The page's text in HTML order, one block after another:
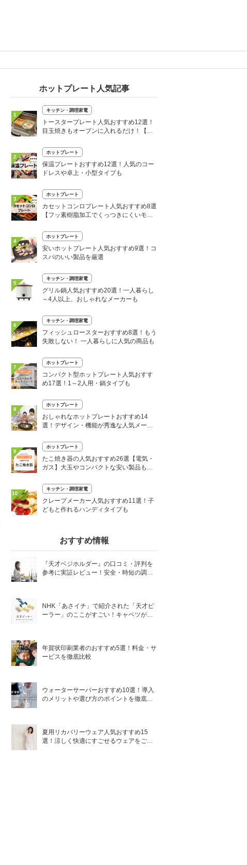
ホットプレート人気記事
1
キッチン・調理家電
トースタープレート人気おすすめ12選！
目玉焼きもオーブンに入れるだけ！【食
2
ホットプレート
保温プレートおすすめ12選！人気のコー
ドレスや卓上・小型タイプも
3
ホットプレート
カセットコンロプレート人気おすすめ8選
【フッ素樹脂加工でくっつきにくいモデ
4
ホットプレート
安いホットプレート人気おすすめ9選！コ
スパのいい製品を厳選
5
キッチン・調理家電
グリル鍋人気おすすめ20選！一人暮らし
～4人以上、おしゃれなメーカーも
6
キッチン・調理家電
フィッシュロースターおすすめ8選！もう
失敗しない！ 一人暮らしに人気の商品も
7
ホットプレート
コンパクト型ホットプレート人気おすす
め17選！1～2人用・鍋タイプも
8
ホットプレート
おしゃれなホットプレートおすすめ14
選！デザイン・機能が秀逸な人気メーカ
9
ホットプレート
たこ焼き器の人気おすすめ26選【電気・
ガス】大玉やコンパクトな安い製品も【2
10
キッチン・調理家電
クレープメーカー人気おすすめ11選！子
どもと作れるハンディタイプも
おすすめ情報
『天才ベジホルダー』の口コミ・評判を
参考に実証レビュー！安全・時短の調理
NHK「あさイチ」で紹介された「天才ピ
ーラー」のここがすごい！キャベツがほ
年賀状印刷業者のおすすめ5選！料金・サ
ービスを徹底比較
ウォーターサーバーおすすめ10選！導入
のメリットや選び方のポイントを徹底解
夏用リカバリーウェア人気おすすめ15
選！涼しく快適にすごせるウェアをご紹